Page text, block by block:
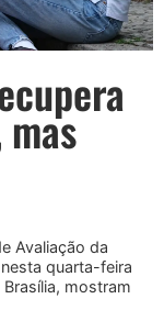
Avaliação da
quarta-feira
mostram